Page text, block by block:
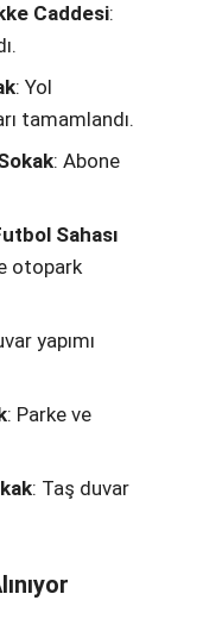
Caddesi:
: Yol
tamamlandı.
: Abone
Sahası
otopark
yapımı
: Parke ve
: Taş duvar